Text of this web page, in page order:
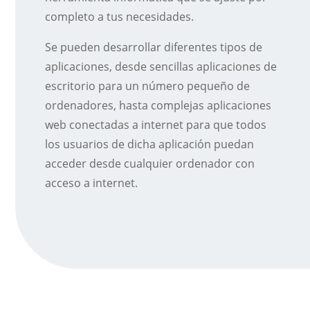
completo a tus necesidades.
Se pueden desarrollar diferentes tipos de
aplicaciones, desde sencillas aplicaciones de
escritorio para un número pequeño de
ordenadores, hasta complejas aplicaciones
web conectadas a internet para que todos
los usuarios de dicha aplicación puedan
acceder desde cualquier ordenador con
acceso a internet.